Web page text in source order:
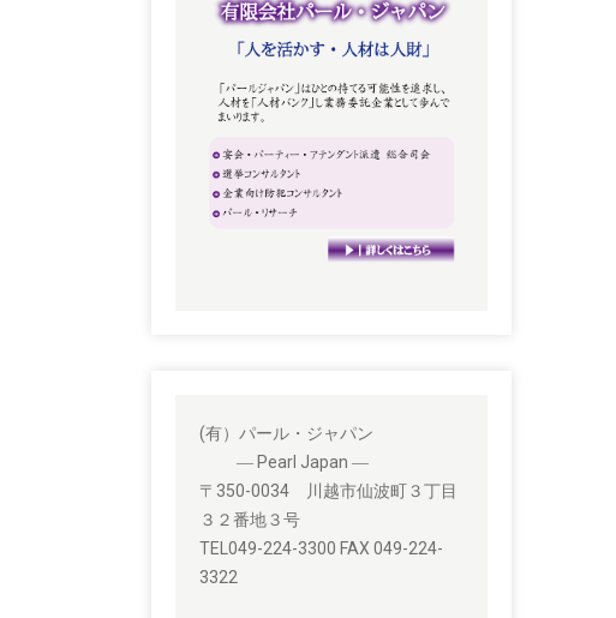
(有）パール・ジャパン
― Pearl Japan ―
〒350-0034 川越市仙波町３丁目
３２番地３号
TEL049-224-3300 FAX 049-224-
3322